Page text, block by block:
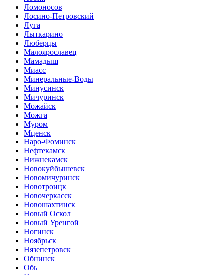
Ломоносов
Лосино-Петровский
Луга
Лыткарино
Люберцы
Малоярославец
Мамадыш
Миасс
Минеральные-Воды
Минусинск
Мичуринск
Можайск
Можга
Муром
Мценск
Наро-Фоминск
Нефтекамск
Нижнекамск
Новокуйбышевск
Новомичуринск
Новотроицк
Новочеркасск
Новошахтинск
Новый Оскол
Новый Уренгой
Ногинск
Ноябрьск
Нязепетровск
Обнинск
Обь